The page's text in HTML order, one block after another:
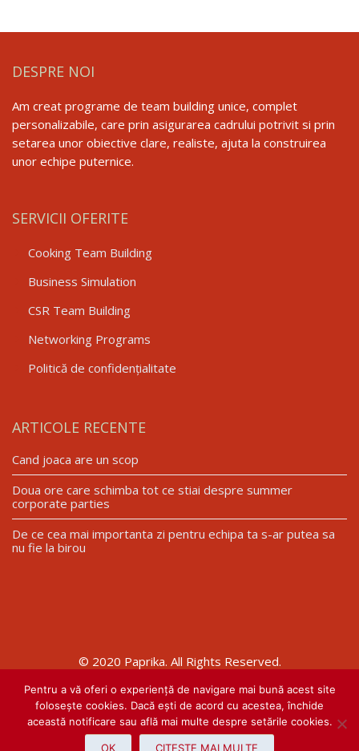
DESPRE NOI
Am creat programe de team building unice, complet
personalizabile, care prin asigurarea cadrului potrivit si prin
setarea unor obiective clare, realiste, ajuta la construirea
unor echipe puternice.
SERVICII OFERITE
Cooking Team Building
Business Simulation
CSR Team Building
Networking Programs
Politică de confidențialitate
ARTICOLE RECENTE
Cand joaca are un scop
Doua ore care schimba tot ce stiai despre summer
corporate parties
De ce cea mai importanta zi pentru echipa ta s-ar putea sa
nu fie la birou
© 2020 Paprika. All Rights Reserved.
Website realizat de
Pentru a vă oferi o experiență de navigare mai bună acest site
folosește cookies. Dacă ești de acord cu acestea, închide
această notificare sau află mai multe despre setările cookies.
OK CITESTE MAI MULTE